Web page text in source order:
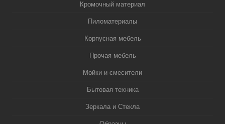
Кромочный материал
Пиломатериалы
Корпусная мебель
Прочая мебель
Мойки и смесители
Бытовая техника
Зеркала и Стекла